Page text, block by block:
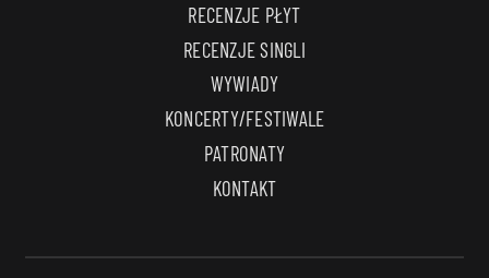
RECENZJE PŁYT
RECENZJE SINGLI
WYWIADY
KONCERTY/FESTIWALE
PATRONATY
KONTAKT